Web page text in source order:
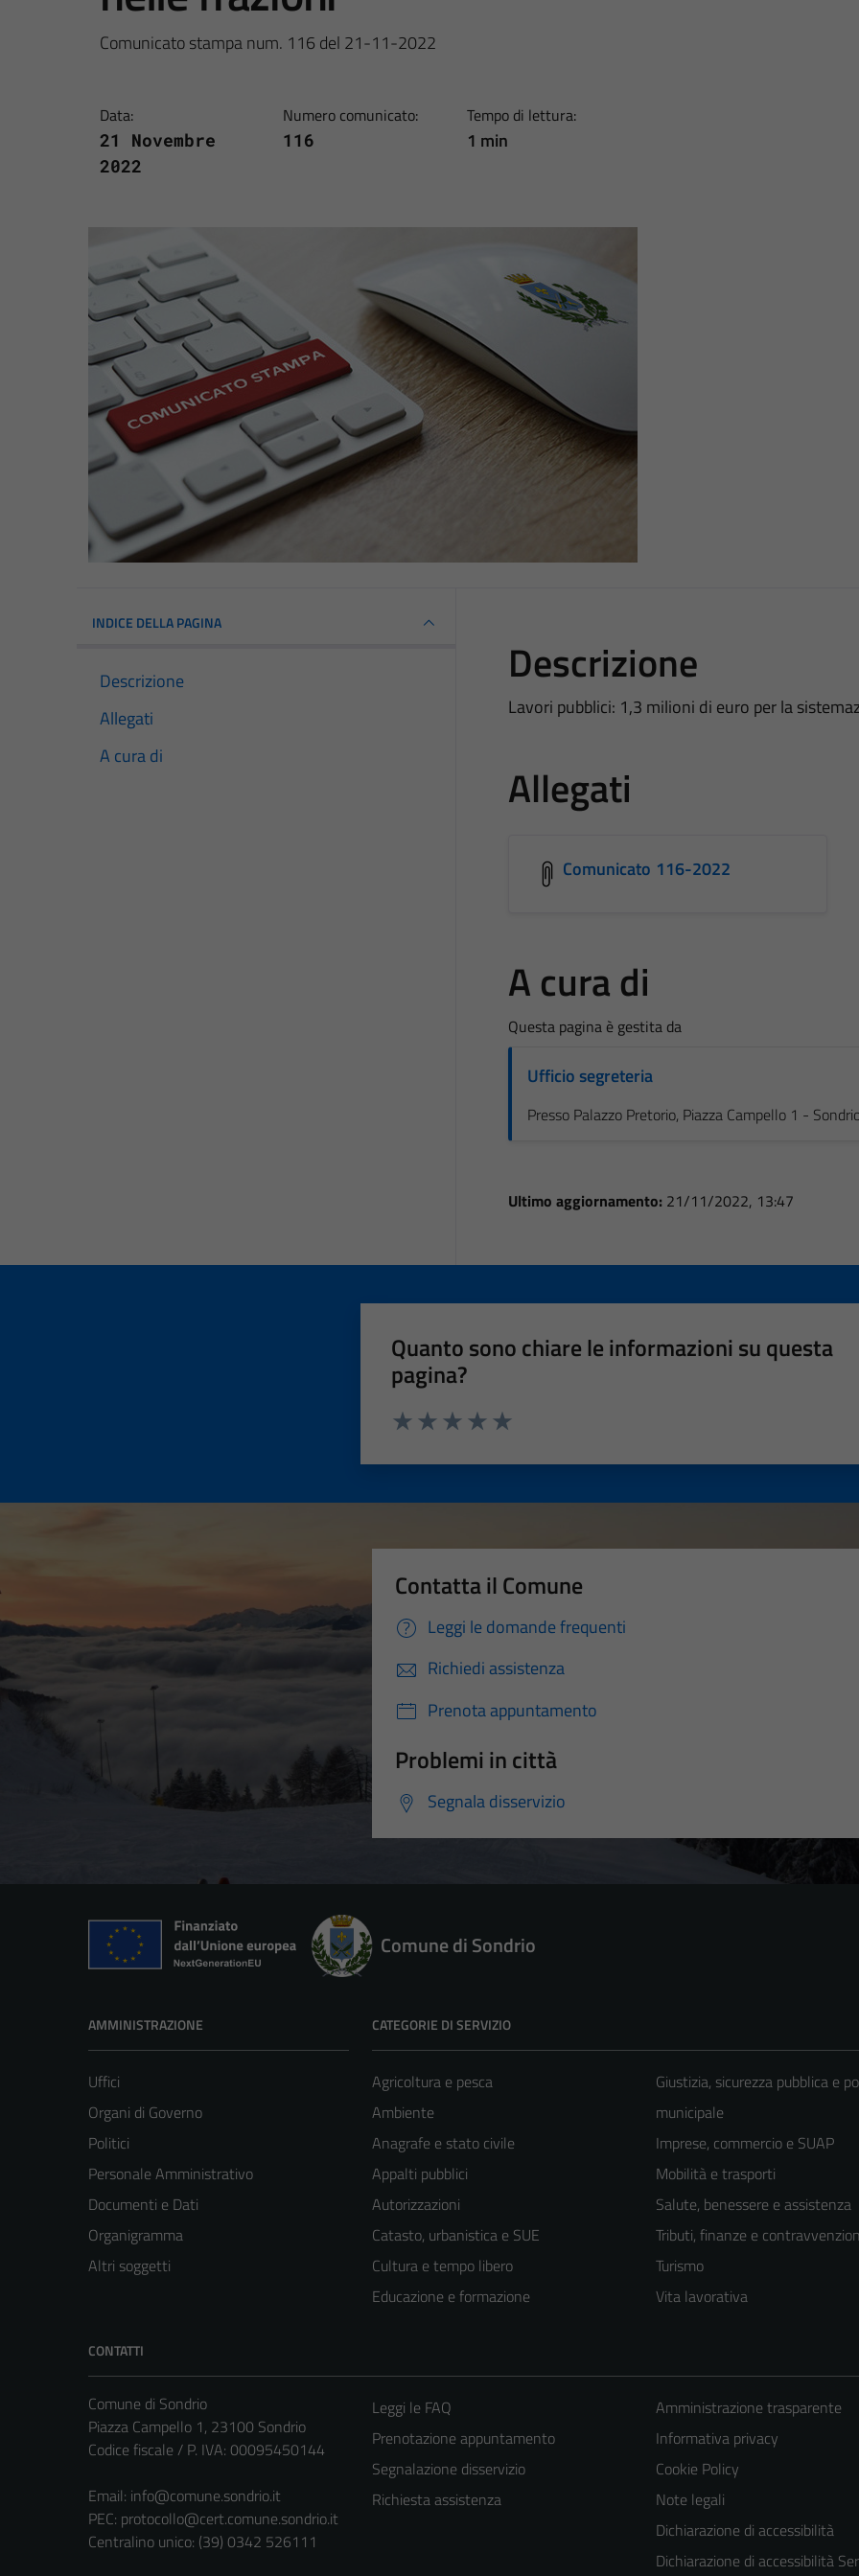
Comunicato stampa num. 116 del 21-11-2022
Data:
21 Novembre
2022
Numero comunicato:
116
Tempo di lettura:
1 min
INDICE DELLA PAGINA
Descrizione
Allegati
A cura di
Descrizione
Lavori pubblici: 1,3 milioni di euro per la
Allegati
Comunicato 116-2022
A cura di
Questa pagina è gestita da
Ufficio segreteria
Presso Palazzo Pretorio, Piazza Campello 1 -
Ultimo aggiornamento: 21/11/2022, 13:47
Quanto sono chiare le informazioni su questa
pagina?
Contatta il Comune
Leggi le domande frequenti
Richiedi assistenza
Prenota appuntamento
Problemi in città
Segnala disservizio
Comune di Sondrio
AMMINISTRAZIONE
Uffici
Organi di Governo
Politici
Personale Amministrativo
Documenti e Dati
Organigramma
Altri soggetti
CATEGORIE DI SERVIZIO
Agricoltura e pesca
Ambiente
Anagrafe e stato civile
Appalti pubblici
Autorizzazioni
Catasto, urbanistica e SUE
Cultura e tempo libero
Educazione e formazione
Giustizia, sicurezza pubblica e
municipale
Imprese, commercio e SUAP
Mobilità e trasporti
Salute, benessere e assistenza
Tributi, finanze e
Turismo
Vita lavorativa
CONTATTI
Comune di Sondrio
Piazza Campello 1, 23100 Sondrio
Codice fiscale / P. IVA: 00095450144
Email: info@comune.sondrio.it
PEC: protocollo@cert.comune.sondrio.it
Centralino unico: (39) 0342 526111
Leggi le FAQ
Prenotazione appuntamento
Segnalazione disservizio
Richiesta assistenza
Amministrazione trasparente
Informativa privacy
Cookie Policy
Note legali
Dichiarazione di accessibilità
Dichiarazione di accessibilità